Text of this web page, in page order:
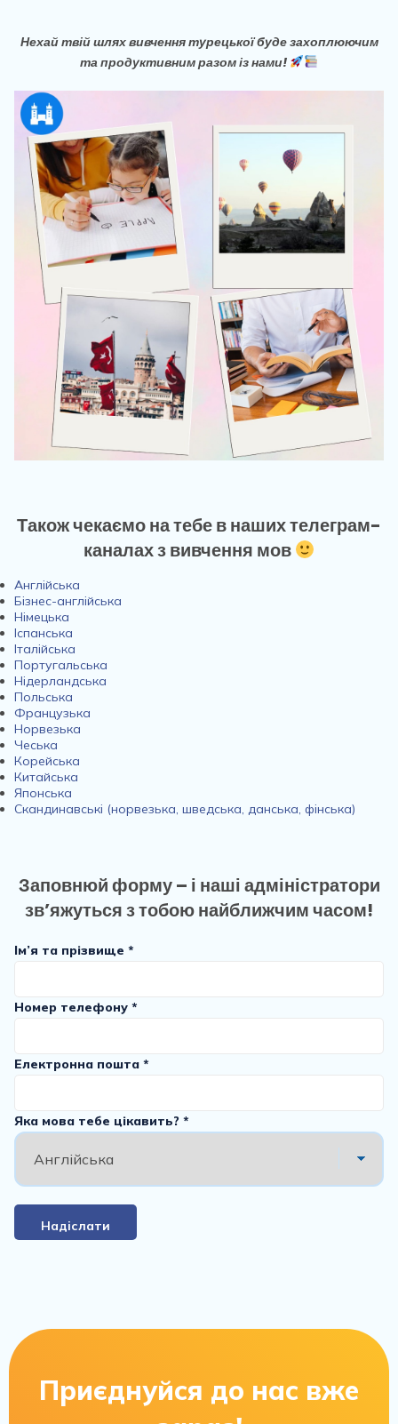
Нехай твій шлях вивчення турецької буде захоплюючим
та продуктивним разом із нами!
Також чекаємо на тебе в наших телеграм-
каналах з вивчення мов
Англійська
Бізнес-англійська
Німецька
Іспанська
Італійська
Португальська
Нідерландська
Польська
Французька
Норвезька
Чеська
Корейська
Китайська
Японська
Скандинавські (норвезька, шведська, данська, фінська)
Заповнюй форму – і наші адміністратори
зв’яжуться з тобою найближчим часом!
Ім’я та прізвище *
Номер телефону *
Електронна пошта *
Яка мова тебе цікавить? *
Надіслати
Приєднуйся до нас вже